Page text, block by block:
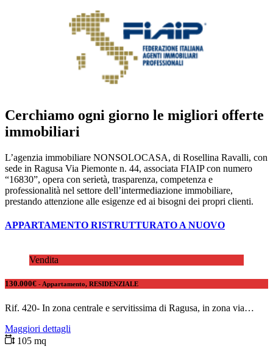
Cerchiamo ogni giorno le migliori offerte
immobiliari
L’agenzia immobiliare NONSOLOCASA, di Rosellina Ravalli, con
sede in Ragusa Via Piemonte n. 44, associata FIAIP con numero
“16830”, opera con serietà, trasparenza, competenza e
professionalità nel settore dell’intermediazione immobiliare,
prestando attenzione alle esigenze ed ai bisogni dei propri clienti.
APPARTAMENTO RISTRUTTURATO A NUOVO
Vendita
130.000€ - Appartamento, RESIDENZIALE
Rif. 420- In zona centrale e servitissima di Ragusa, in zona via…
Maggiori dettagli
105 mq